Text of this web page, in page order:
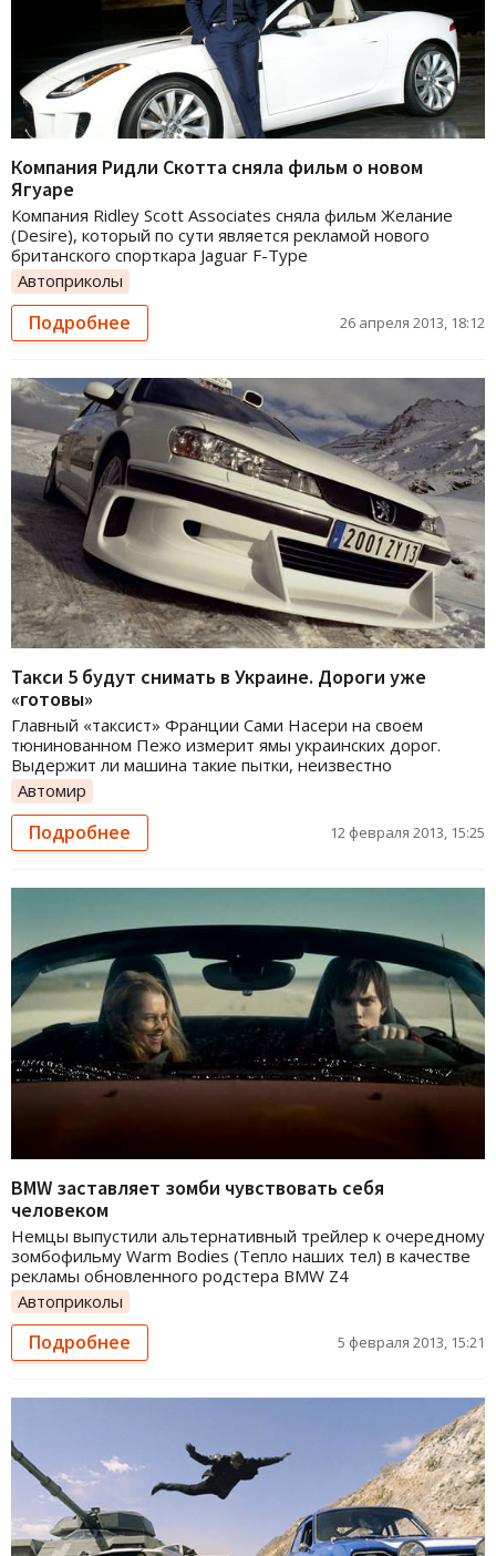
Компания Ридли Скотта сняла фильм о новом
Ягуаре
Компания Ridley Scott Associates сняла фильм Желание
(Desire), который по сути является рекламой нового
британского спорткара Jaguar F-Type
Автоприколы
Подробнее 26 апреля 2013, 18:12
Такси 5 будут снимать в Украине. Дороги уже
«готовы»
Главный «таксист» Франции Сами Насери на своем
тюнинованном Пежо измерит ямы украинских дорог.
Выдержит ли машина такие пытки, неизвестно
Автомир
Подробнее 12 февраля 2013, 15:25
BMW заставляет зомби чувствовать себя
человеком
Немцы выпустили альтернативный трейлер к очередному
зомбофильму Warm Bodies (Тепло наших тел) в качестве
рекламы обновленного родстера BMW Z4
Автоприколы
Подробнее 5 февраля 2013, 15:21